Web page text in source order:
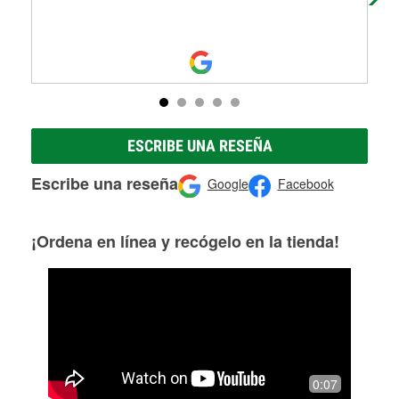
ESCRIBE UNA RESEÑA
Escribe una reseña Google Facebook
¡Ordena en línea y recógelo en la tienda!
0:07